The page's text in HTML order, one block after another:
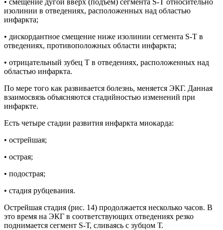
изолинии в отведениях, расположенных над областью
инфаркта;
• дискордантное смещение ниже изолинии сегмента S-Т в
отведениях, противоположных области инфаркта;
• отрицательный зубец Т в отведениях, расположенных над
областью инфаркта.
По мере того как развивается болезнь, меняется ЭКГ. Данная
взаимосвязь объясняются стадийностью изменений при
инфаркте.
Есть четыре стадии развития инфаркта миокарда:
• острейшая;
• острая;
• подострая;
• стадия рубцевания.
Острейшая стадия (рис. 14) продолжается несколько часов. В
это время на ЭКГ в соответствующих отведениях резко
поднимается сегмент S-Т, сливаясь с зубцом Т.